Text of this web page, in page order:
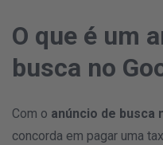
O que é um
busca no
Com o anúncio de busca
concorda em pagar uma